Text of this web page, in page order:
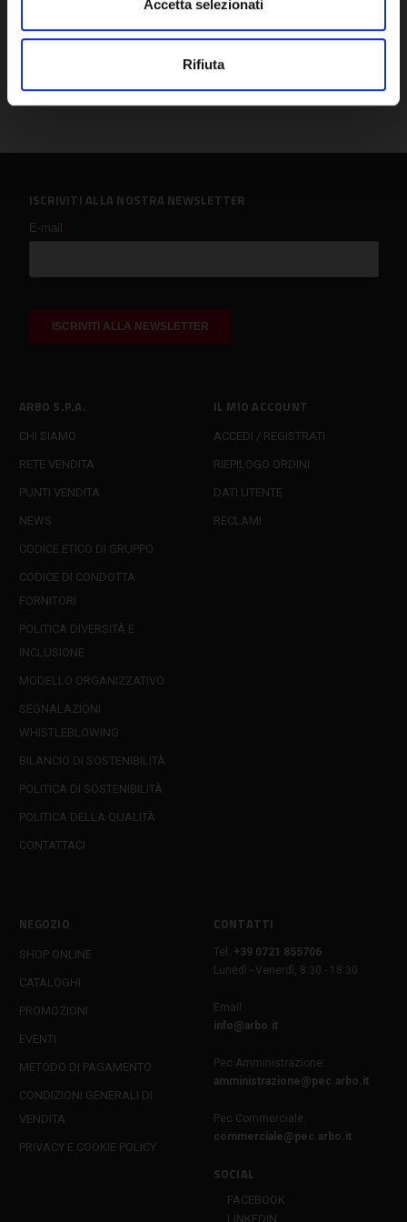
Accetta selezionati
Rifiuta
ARBO S.P.A.
CHI SIAMO
RETE VENDITA
PUNTI VENDITA
NEWS
CODICE ETICO DI GRUPPO
CODICE DI CONDOTTA
FORNITORI
POLITICA DIVERSITÀ E
INCLUSIONE
MODELLO ORGANIZZATIVO
SEGNALAZIONI
WHISTLEBLOWING
BILANCIO DI SOSTENIBILITÀ
POLITICA DI SOSTENIBILITÀ
POLITICA DELLA QUALITÀ
CONTATTACI
IL MIO ACCOUNT
ACCEDI / REGISTRATI
RIEPILOGO ORDINI
DATI UTENTE
RECLAMI
NEGOZIO
SHOP ONLINE
CATALOGHI
PROMOZIONI
EVENTI
METODO DI PAGAMENTO
CONDIZIONI GENERALI DI
VENDITA
PRIVACY E COOKIE POLICY
CONTATTI
Tel:
+39 0721 855706
Lunedì - Venerdì, 8:30 - 18:30
Email:
info@arbo.it
Pec Amministrazione:
amministrazione@pec.arbo.it
Pec Commerciale:
commerciale@pec.arbo.it
SOCIAL
FACEBOOK
LINKEDIN
ISCRIVITI ALLA NOSTRA NEWSLETTER